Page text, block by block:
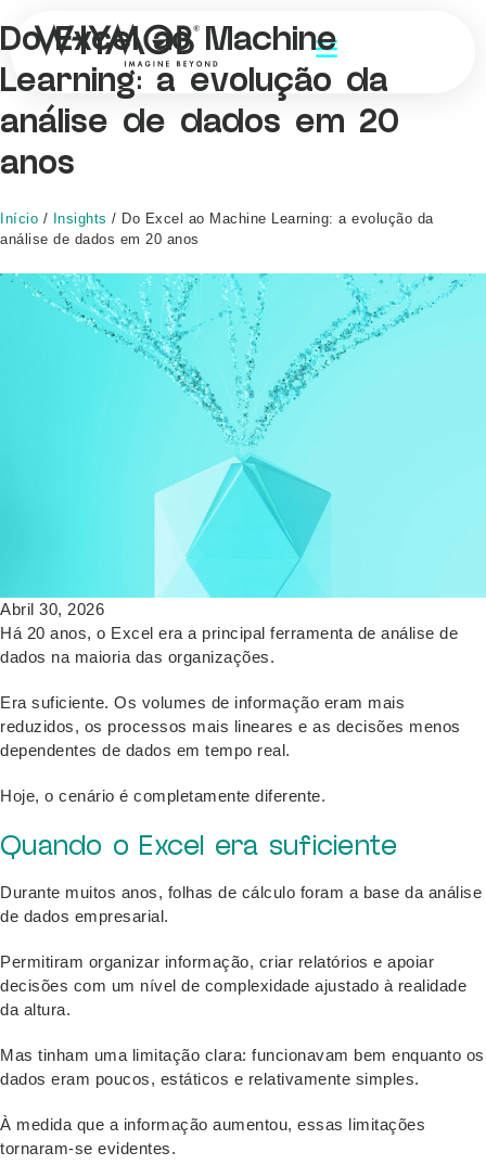
Do Excel ao Machine
Learning: a evolução da
análise de dados em 20
anos
Início / Insights / Do Excel ao Machine Learning: a evolução da
análise de dados em 20 anos
Abril 30, 2026
Há 20 anos, o Excel era a principal ferramenta de análise de
dados na maioria das organizações.
Era suficiente. Os volumes de informação eram mais
reduzidos, os processos mais lineares e as decisões menos
dependentes de dados em tempo real.
Hoje, o cenário é completamente diferente.
Quando o Excel era suficiente
Durante muitos anos, folhas de cálculo foram a base da análise
de dados empresarial.
Permitiram organizar informação, criar relatórios e apoiar
decisões com um nível de complexidade ajustado à realidade
da altura.
Mas tinham uma limitação clara: funcionavam bem enquanto os
dados eram poucos, estáticos e relativamente simples.
À medida que a informação aumentou, essas limitações
tornaram-se evidentes.